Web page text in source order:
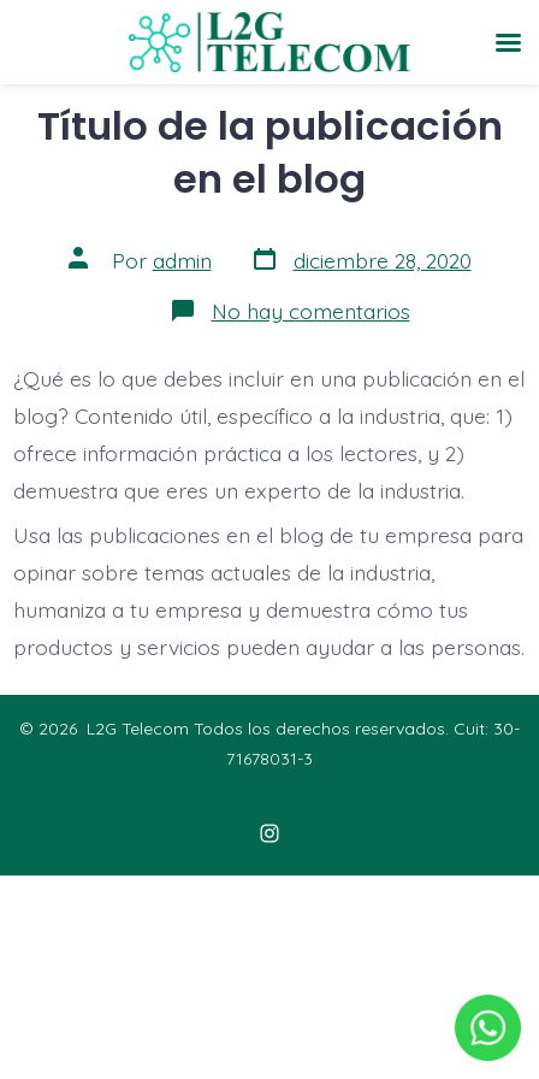
Título de la publicación
en el blog
Autor
de
Por admin Fecha
de
diciembre 28, 2020
No hay comentariosen
Título
la
publicación
en
el
blog
¿Qué es lo que debes incluir en una publicación en el
blog? Contenido útil, específico a la industria, que: 1)
ofrece información práctica a los lectores, y 2)
demuestra que eres un experto de la industria.
Usa las publicaciones en el blog de tu empresa para
opinar sobre temas actuales de la industria,
humaniza a tu empresa y demuestra cómo tus
productos y servicios pueden ayudar a las personas.
Abrir
© 2026 L2G Telecom Todos los derechos reservados. Cuit: 30-
71678031-3